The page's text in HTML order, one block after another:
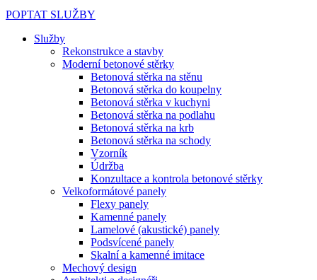
POPTAT SLUŽBY
Služby
Rekonstrukce a stavby
Moderní betonové stěrky
Betonová stěrka na stěnu
Betonová stěrka do koupelny
Betonová stěrka v kuchyni
Betonová stěrka na podlahu
Betonová stěrka na krb
Betonová stěrka na schody
Vzorník
Údržba
Konzultace a kontrola betonové stěrky
Velkoformátové panely
Flexy panely
Kamenné panely
Lamelové (akustické) panely
Podsvícené panely
Skalní a kamenné imitace
Mechový design